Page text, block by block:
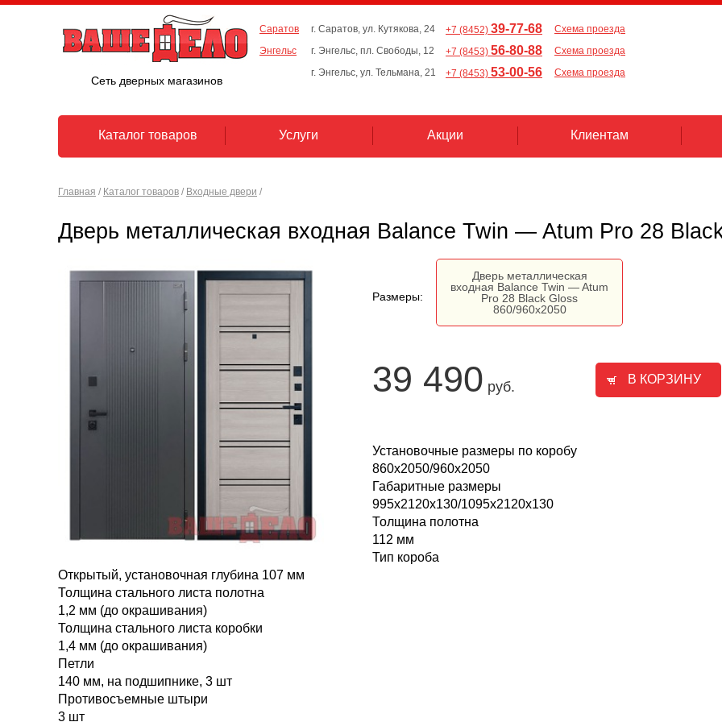
Главная / Каталог товаров / Входные двери /
Дверь металлическая входная Balance Twin — Atum Pro 28
Размеры:
Дверь металлическая
входная Balance Twin — Atum
Pro 28 Black Gloss
860/960х2050
39 490 руб.
Установочные размеры по коробу
860х2050/960х2050
Габаритные размеры
995х2120х130/1095х2120х130
Толщина полотна
112 мм
Тип короба
Открытый, установочная глубина 107 мм
Толщина стального листа полотна
1,2 мм (до окрашивания)
Толщина стального листа коробки
1,4 мм (до окрашивания)
Петли
140 мм, на подшипнике, 3 шт
Противосъемные штыри
3 шт
Сеть дверных магазинов
Саратов
Энгельс
г. Саратов, ул. Кутякова, 24 +7 (8452) 39-77-68
Схема проезда
г. Энгельс, пл. Свободы, 12
+7 (8453) 56-80-88
Схема проезда
г. Энгельс, ул. Тельмана, 21
+7 (8453) 53-00-56 Схема проезда
Каталог товаров Услуги Акции Клиентам